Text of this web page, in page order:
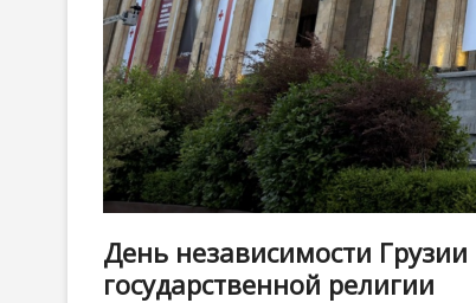
День независимости
государственной религии